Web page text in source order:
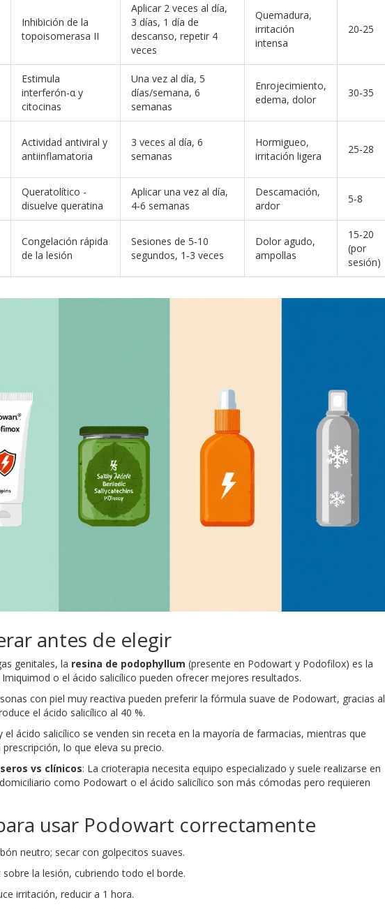
Inhibición de la
topoisomerasa II
Aplicar 2 veces al día,
3 días, 1 día de
descanso, repetir 4
veces
Quemadura,
irritación
intensa
20‑25
Estimula
interferón‑α y
citocinas
Una vez al día, 5
días/semana, 6
semanas
Enrojecimiento,
edema, dolor
30‑35
Actividad antiviral y
antiinflamatoria
3 veces al día, 6
semanas
Hormigueo,
irritación ligera
25‑28
Queratolítico -
disuelve queratina
Aplicar una vez al día,
4‑6 semanas
Descamación,
ardor
5‑8
Congelación rápida
de la lesión
Sesiones de 5‑10
segundos, 1‑3 veces
Dolor agudo,
ampollas
15‑20
(por
sesión)
antes de elegir
genitales, la resina de podophyllum (presente en Podowart y Podofilox) es la
o el ácido salicílico pueden ofrecer mejores resultados.
con piel muy reactiva pueden preferir la fórmula suave de Podowart, gracias al
el ácido salicílico al 40 %.
el ácido salicílico se venden sin receta en la mayoría de farmacias, mientras que
lo que eleva su precio.
vs clínicos: La crioterapia necesita equipo especializado y suele realizarse en
como Podowart o el ácido salicílico son más cómodas pero requieren
usar Podowart correctamente
neutro; secar con golpecitos suaves.
la lesión, cubriendo todo el borde.
irritación, reducir a 1 hora.